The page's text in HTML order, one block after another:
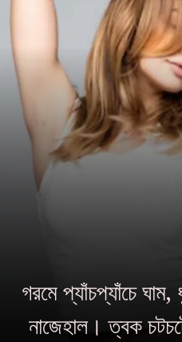
গরমে প্যাঁচপ্যাঁচে
নাজেহাল। ত্বক